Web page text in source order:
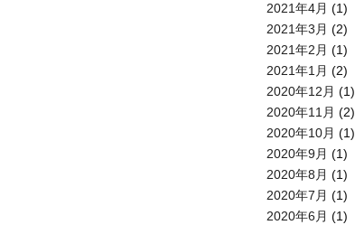
2021年4月 (1)
2021年3月 (2)
2021年2月 (1)
2021年1月 (2)
2020年12月 (1)
2020年11月 (2)
2020年10月 (1)
2020年9月 (1)
2020年8月 (1)
2020年7月 (1)
2020年6月 (1)